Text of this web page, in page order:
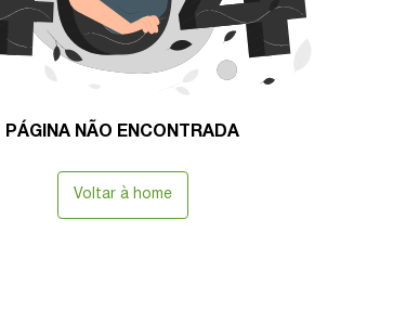
PÁGINA NÃO ENCONTRADA
Voltar à home